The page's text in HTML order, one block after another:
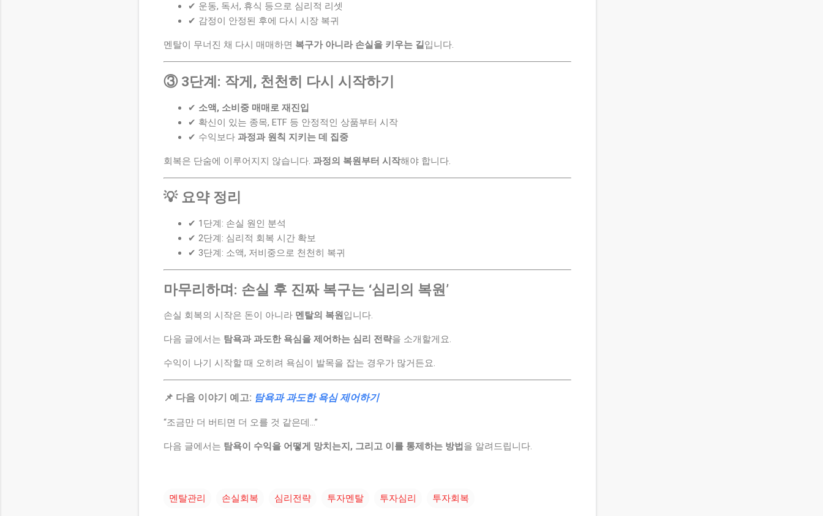
✔ 운동, 독서, 휴식 등으로 심리적 리셋
✔ 감정이 안정된 후에 다시 시장 복귀
멘탈이 무너진 채 다시 매매하면 복구가 아니라 손실을 키우는 길입니다.
③ 3단계: 작게, 천천히 다시 시작하기
✔ 소액, 소비중 매매로 재진입
✔ 확신이 있는 종목, ETF 등 안정적인 상품부터 시작
✔ 수익보다 과정과 원칙 지키는 데 집중
회복은 단숨에 이루어지지 않습니다. 과정의 복원부터 시작해야 합니다.
💡 요약 정리
✔ 1단계: 손실 원인 분석
✔ 2단계: 심리적 회복 시간 확보
✔ 3단계: 소액, 저비중으로 천천히 복귀
마무리하며: 손실 후 진짜 복구는 ‘심리의 복원’
손실 회복의 시작은 돈이 아니라 멘탈의 복원입니다.
다음 글에서는 탐욕과 과도한 욕심을 제어하는 심리 전략을 소개할게요.
수익이 나기 시작할 때 오히려 욕심이 발목을 잡는 경우가 많거든요.
📌 다음 이야기 예고: 탐욕과 과도한 욕심 제어하기
“조금만 더 버티면 더 오를 것 같은데...”
다음 글에서는 탐욕이 수익을 어떻게 망치는지, 그리고 이를 통제하는 방법 을 알려드립니다.
멘탈관리 손실회복 심리전략 투자멘탈 투자심리 투자회복